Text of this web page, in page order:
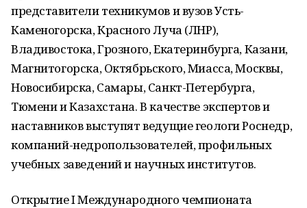
представители техникумов и вузов Усть-
Каменогорска, Красного Луча (ЛНР),
Владивостока, Грозного, Екатеринбурга, Казани,
Магнитогорска, Октябрьского, Миасса, Москвы,
Новосибирска, Самары, Санкт-Петербурга,
Тюмени и Казахстана. В качестве экспертов и
наставников выступят ведущие геологи Роснедр,
компаний-недропользователей, профильных
учебных заведений и научных институтов.
Открытие I Международного чемпионата